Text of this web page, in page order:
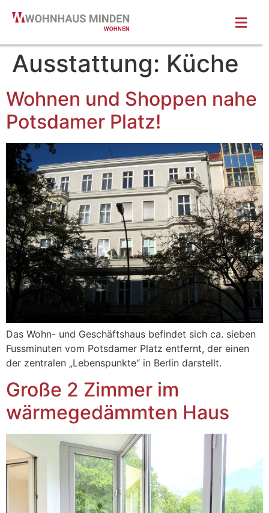
Ausstattung: Küche
Wohnen und Shoppen nahe
Potsdamer Platz!
Das Wohn- und Geschäftshaus befindet sich ca. sieben
Fussminuten vom Potsdamer Platz entfernt, der einen
der zentralen „Lebenspunkte“ in Berlin darstellt.
Große 2 Zimmer im
wärmegedämmten Haus